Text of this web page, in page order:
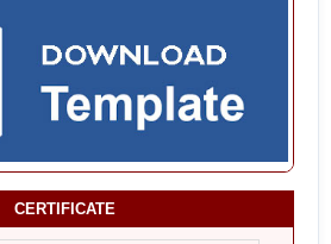
CERTIFICATE